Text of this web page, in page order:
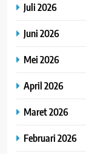
Juli 2026
Juni 2026
Mei 2026
April 2026
Maret 2026
Februari 2026